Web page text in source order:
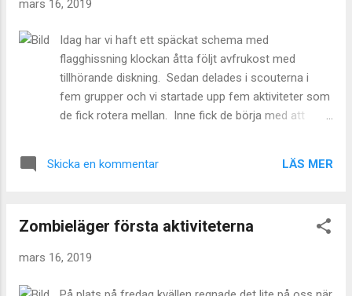
Förhoppningsvis efter ha skrivit några fler inlägg
lite nervös inför lägret om vad man skulle ha med
och bara hur allt skulle gå till men jag frågade runt i
omgivningen lite som vart på scoutläger tidigare och
fick lite tips. Jag hittade däremot en bra grund
packlista här om någon mer skulle behöva det (
mars 16, 2019
Idag har vi haft ett späckat schema med
flagghissning klockan åtta följt avfrukost med
tillhörande diskning. Sedan delades i scouterna i
fem grupper och vi startade upp fem aktiviteter som
de fick rotera mellan. Inne fick de börja med att
nästa kontroll jobbade de på med vattenrening. Med
uppgiften var att skapa varsin liten eld och få en
Sedan skulle ett isblock smältas för att tändstålet
Skicka en kommentar LÄS MER
Zombieläger första aktiviteterna
mars 16, 2019